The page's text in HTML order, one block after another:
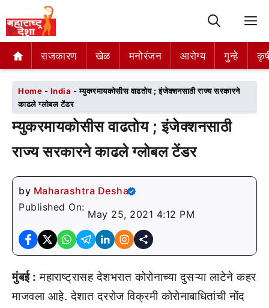
राजकारण खेळ मनोरंजन आरोग्य गुन्हे
राजकारण खेळ मनोरंजन आरोग्य गुन्हे
Home - India -म्युकरमायकोसीस वाढतोय ; इंजेक्शनसाठी राज्य सरकारने
काढले ग्लोबल टेंडर
म्युकरमायकोसीस वाढतोय ; इंजेक्शनसाठी
राज्य सरकारने काढले ग्लोबल टेंडर
by Maharashtra Desha
Published On:
May 25, 2021 4:12 PM
मुंबई : महाराष्ट्रासह देशभरात कोरोनाच्या दुसऱ्या लाटेने कहर
माजवला आहे. देशात दररोज विक्रमी कोरोनाबाधितांची नोंद